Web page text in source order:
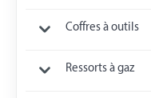
Coffres à outils
Ressorts à gaz